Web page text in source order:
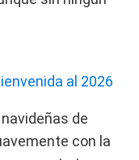
al 2026
de
con la